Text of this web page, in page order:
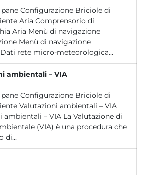
Configurazione Briciole di
Aria Comprensorio di
Aria Menù di navigazione
Menù di navigazione
rete micro-meteorologica...
ambientali – VIA
Configurazione Briciole di
Valutazioni ambientali – VIA
ambientali – VIA La Valutazione di
(VIA) è una procedura che
di...